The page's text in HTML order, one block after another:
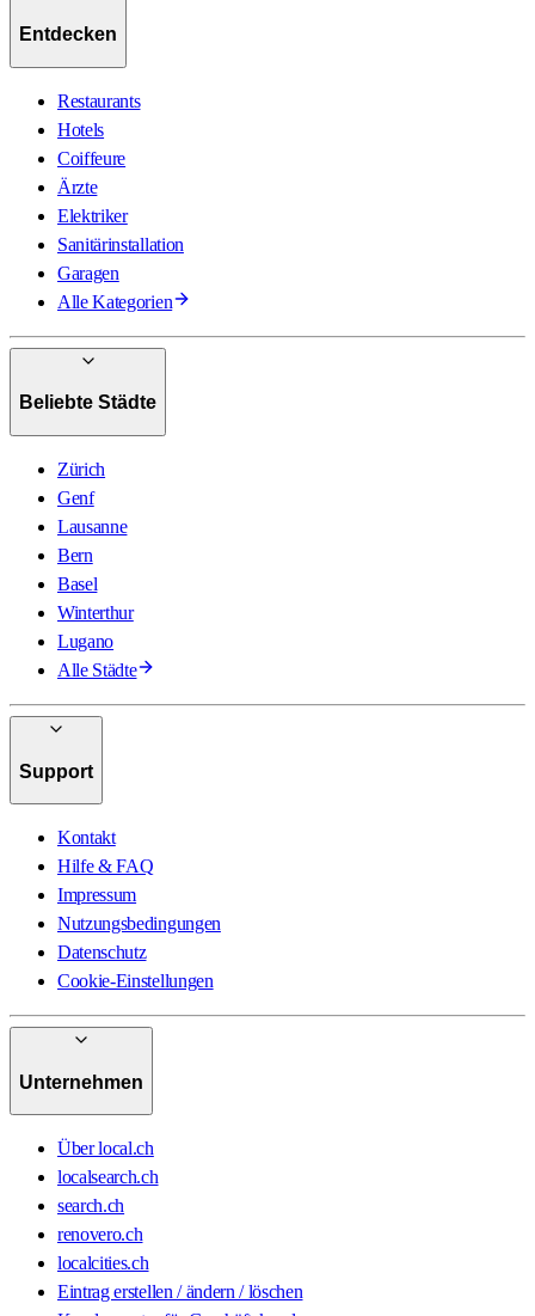
Entdecken
Restaurants
Hotels
Coiffeure
Ärzte
Elektriker
Sanitärinstallation
Garagen
Alle Kategorien
Beliebte Städte
Zürich
Genf
Lausanne
Bern
Basel
Winterthur
Lugano
Alle Städte
Support
Kontakt
Hilfe & FAQ
Impressum
Nutzungsbedingungen
Datenschutz
Cookie-Einstellungen
Unternehmen
Über local.ch
localsearch.ch
search.ch
renovero.ch
localcities.ch
Eintrag erstellen / ändern / löschen